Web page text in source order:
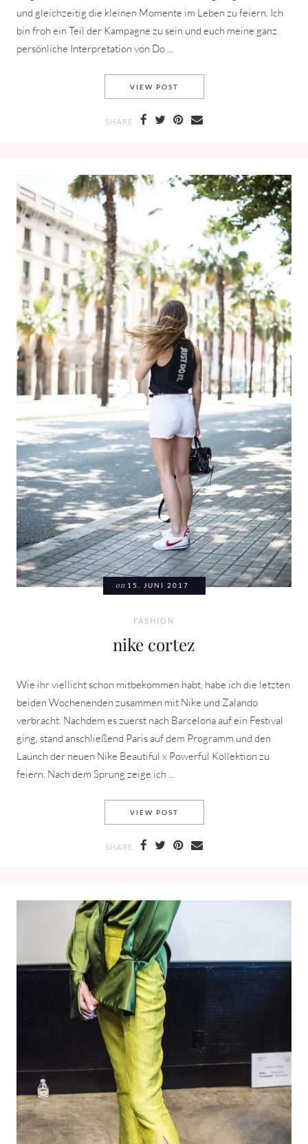
und gleichzeitig die kleinen Momente im Leben zu feiern. Ich
bin froh ein Teil der Kampagne zu sein und euch meine ganz
persönliche Interpretation von Do ...
VIEW POST
SHARE
on 15. JUNI 2017
FASHION
nike cortez
Wie ihr viellicht schon mitbekommen habt, habe ich die letzten
beiden Wochenenden zusammen mit Nike und Zalando
verbracht. Nachdem es zuerst nach Barcelona auf ein Festival
ging, stand anschließend Paris auf dem Programm und den
Launch der neuen Nike Beautiful x Powerful Kollektion zu
feiern. Nach dem Sprung zeige ich ...
VIEW POST
SHARE